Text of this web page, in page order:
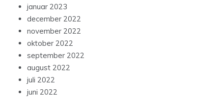
januar 2023
december 2022
november 2022
oktober 2022
september 2022
august 2022
juli 2022
juni 2022